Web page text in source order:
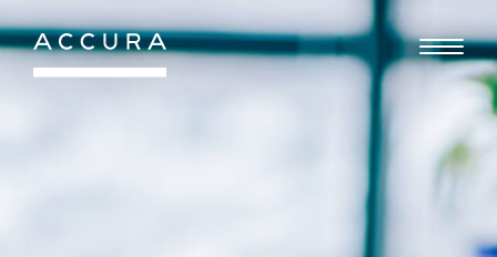
Gå
til
indhold